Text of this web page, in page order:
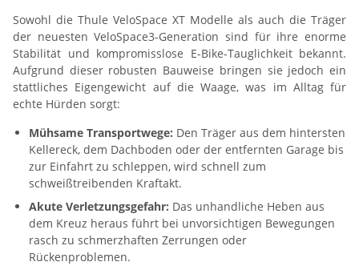
Sowohl die Thule VeloSpace XT Modelle als auch die Träger
der neuesten VeloSpace3-Generation sind für ihre enorme
Stabilität und kompromisslose E-Bike-Tauglichkeit bekannt.
Aufgrund dieser robusten Bauweise bringen sie jedoch ein
stattliches Eigengewicht auf die Waage, was im Alltag für
echte Hürden sorgt:
Mühsame Transportwege: Den Träger aus dem hintersten
Kellereck, dem Dachboden oder der entfernten Garage bis
zur Einfahrt zu schleppen, wird schnell zum
schweißtreibenden Kraftakt.
Akute Verletzungsgefahr: Das unhandliche Heben aus
dem Kreuz heraus führt bei unvorsichtigen Bewegungen
rasch zu schmerzhaften Zerrungen oder
Rückenproblemen.